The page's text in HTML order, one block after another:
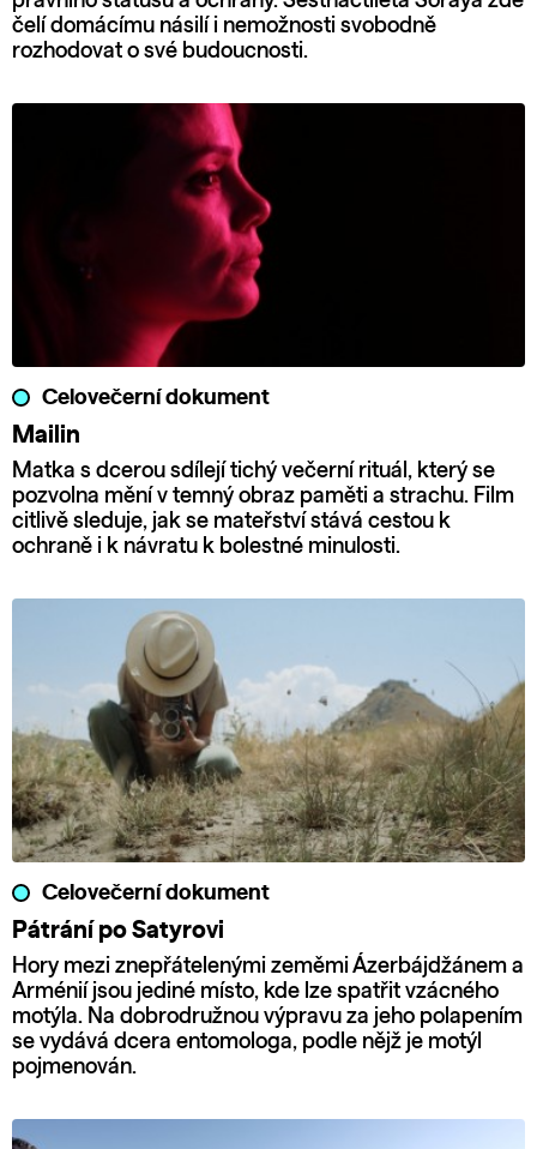
čelí domácímu násilí i nemožnosti svobodně
rozhodovat o své budoucnosti.
Celovečerní dokument
Mailin
Matka s dcerou sdílejí tichý večerní rituál, který se
pozvolna mění v temný obraz paměti a strachu. Film
citlivě sleduje, jak se mateřství stává cestou k
ochraně i k návratu k bolestné minulosti.
Celovečerní dokument
Pátrání po Satyrovi
Hory mezi znepřátelenými zeměmi Ázerbájdžánem a
Arménií jsou jediné místo, kde lze spatřit vzácného
motýla. Na dobrodružnou výpravu za jeho polapením
se vydává dcera entomologa, podle nějž je motýl
pojmenován.